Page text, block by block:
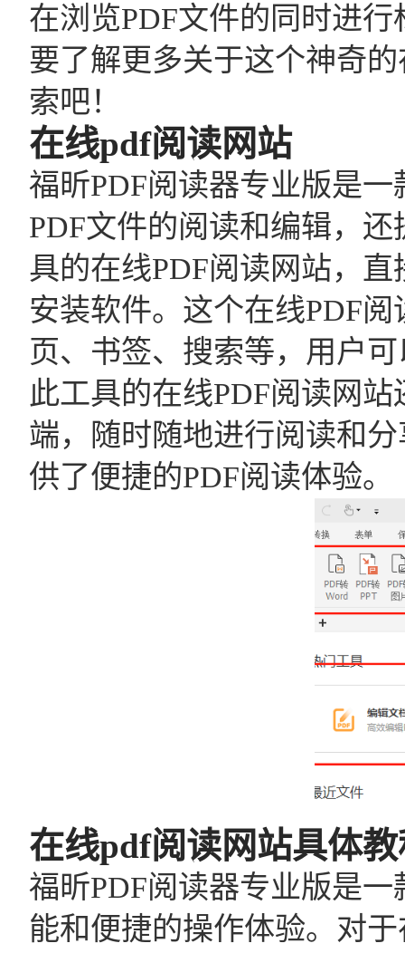
在浏览PDF文件的同时进
要了解更多关于这个神奇
索吧！
在线pdf阅读网站
福昕PDF阅读器专业版是
PDF文件的阅读和编辑，
具的在线PDF阅读网站，
安装软件。这个在线PDF
页、书签、搜索等，用户
此工具的在线PDF阅读网
端，随时随地进行阅读和
供了便捷的PDF阅读体验。
在线pdf阅读网站具体
福昕PDF阅读器专业版是
能和便捷的操作体验。对